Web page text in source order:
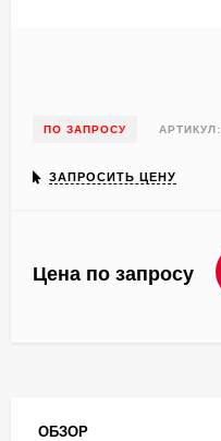
ПО ЗАПРОСУ АРТИКУЛ:
ЗАПРОСИТЬ ЦЕНУ
Цена по запросу
ОБЗОР